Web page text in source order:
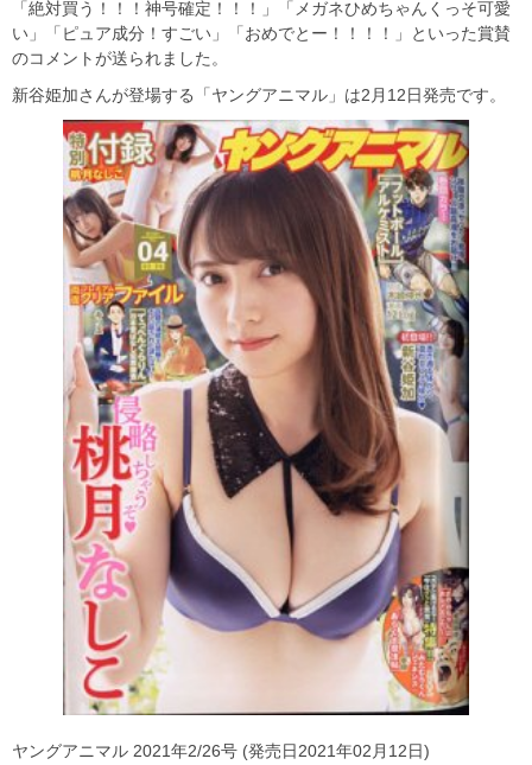
「絶対買う！！！神号確定！！！」「メガネひめちゃんくっそ可愛
い」「ピュア成分！すごい」「おめでとー！！！！」といった賞賛
のコメントが送られました。
新谷姫加さんが登場する「ヤングアニマル」は2月12日発売です。
ヤングアニマル 2021年2/26号 (発売日2021年02月12日)